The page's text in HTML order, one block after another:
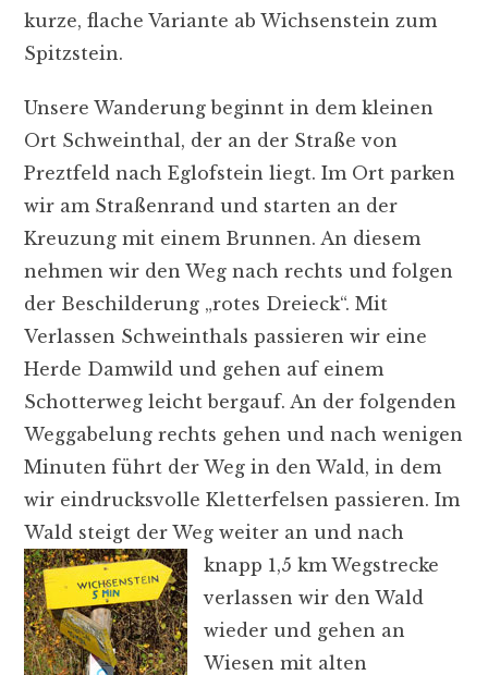
kurze, flache Variante ab Wichsenstein zum
Spitzstein.
Unsere Wanderung beginnt in dem kleinen
Ort Schweinthal, der an der Straße von
Preztfeld nach Eglofstein liegt. Im Ort parken
wir am Straßenrand und starten an der
Kreuzung mit einem Brunnen. An diesem
nehmen wir den Weg nach rechts und folgen
der Beschilderung „rotes Dreieck“. Mit
Verlassen Schweinthals passieren wir eine
Herde Damwild und gehen auf einem
Schotterweg leicht bergauf. An der folgenden
Weggabelung rechts gehen und nach wenigen
Minuten führt der Weg in den Wald, in dem
wir eindrucksvolle Kletterfelsen passieren. Im
Wald steigt der Weg weiter an und nach
knapp 1,5 km Wegstrecke
verlassen wir den Wald
wieder und gehen an
Wiesen mit alten